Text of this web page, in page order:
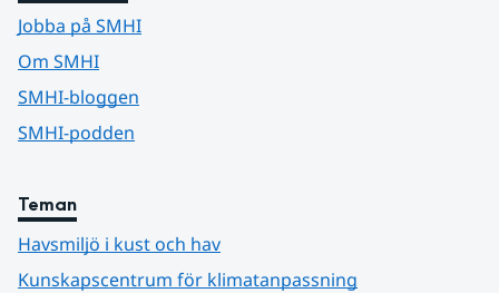
Jobba på SMHI
Om SMHI
SMHI-bloggen
SMHI-podden
Teman
Havsmiljö i kust och hav
Kunskapscentrum för klimatanpassning